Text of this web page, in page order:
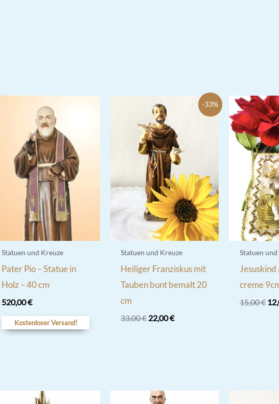
Statuen und Kreuze
Pater Pio – Statue in
Holz – 40 cm
520,00€
Kostenloser Versand!
-33%
Statuen und Kreuze
Heiliger Franziskus mit
Tauben bunt bemalt 20
cm
33,00€ Ursprünglicher
22,00€Aktueller
Statuen
Jesuskind
creme
15,00€